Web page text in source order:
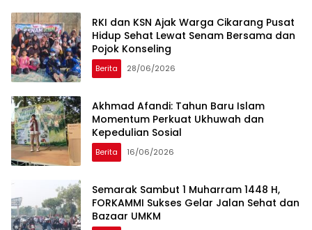
RKI dan KSN Ajak Warga Cikarang Pusat
Hidup Sehat Lewat Senam Bersama dan
Pojok Konseling
Berita 28/06/2026
Akhmad Afandi: Tahun Baru Islam
Momentum Perkuat Ukhuwah dan
Kepedulian Sosial
Berita 16/06/2026
Semarak Sambut 1 Muharram 1448 H,
FORKAMMI Sukses Gelar Jalan Sehat dan
Bazaar UMKM